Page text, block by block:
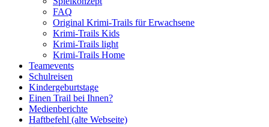
FAQ
Original Krimi-Trails für Erwachsene
Krimi-Trails Kids
Krimi-Trails light
Krimi-Trails Home
Teamevents
Schulreisen
Kindergeburtstage
Einen Trail bei Ihnen?
Medienberichte
Haftbefehl (alte Webseite)